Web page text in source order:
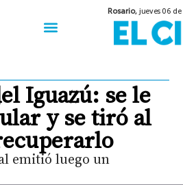
Rosario,jueves 06
Iguazú: se le
y se tiró al
emitió luego un